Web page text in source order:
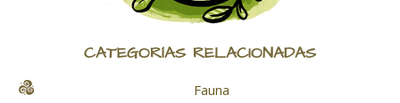
CATEGORÍAS RELACIONADAS
Fauna